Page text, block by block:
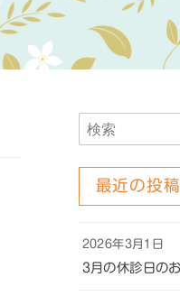
最近の投稿
3月の休診日の
2026年3月1日